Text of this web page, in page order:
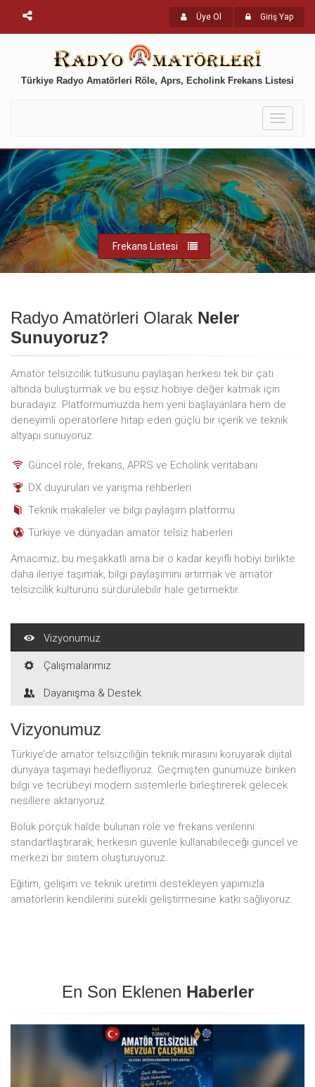
Üye Ol Giriş Yap
Türkiye Radyo Amatörleri Röle, Aprs, Echolink Frekans Listesi
Toggle
Frekans Listesi
Radyo Amatörleri Olarak Neler
Sunuyoruz?
Amatör telsizcilik tutkusunu paylaşan herkesi tek bir çatı
altında buluşturmak ve bu eşsiz hobiye değer katmak için
buradayız. Platformumuzda hem yeni başlayanlara hem de
deneyimli operatörlere hitap eden güçlü bir içerik ve teknik
altyapı sunuyoruz.
Güncel röle, frekans, APRS ve Echolink veritabanı
DX duyuruları ve yarışma rehberleri
Teknik makaleler ve bilgi paylaşım platformu
Türkiye ve dünyadan amatör telsiz haberleri
Amacımız; bu meşakkatli ama bir o kadar keyifli hobiyi birlikte
daha ileriye taşımak, bilgi paylaşımını artırmak ve amatör
telsizcilik kültürünü sürdürülebilir hale getirmektir.
Vizyonumuz
Çalışmalarımız
Dayanışma & Destek
Vizyonumuz
Türkiye’de amatör telsizciliğin teknik mirasını koruyarak dijital
dünyaya taşımayı hedefliyoruz. Geçmişten günümüze biriken
bilgi ve tecrübeyi modern sistemlerle birleştirerek gelecek
nesillere aktarıyoruz.
Bölük pörçük halde bulunan röle ve frekans verilerini
standartlaştırarak, herkesin güvenle kullanabileceği güncel ve
merkezi bir sistem oluşturuyoruz.
Eğitim, gelişim ve teknik üretimi destekleyen yapımızla
amatörlerin kendilerini sürekli geliştirmesine katkı sağlıyoruz.
En Son Eklenen Haberler